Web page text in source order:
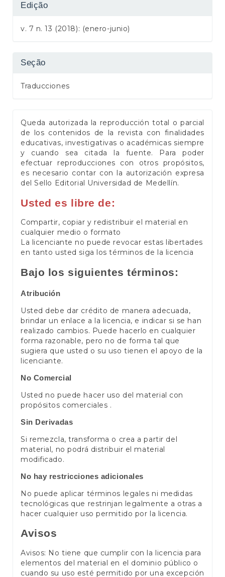
Edição
v. 7 n. 13 (2018): (enero-junio)
Seção
Traducciones
Queda autorizada la reproducción total o parcial
de los contenidos de la revista con finalidades
educativas, investigativas o académicas siempre
y cuando sea citada la fuente. Para poder
efectuar reproducciones con otros propósitos,
es necesario contar con la autorización expresa
del Sello Editorial Universidad de Medellín.
Usted es libre de:
Compartir, copiar y redistribuir el material en
cualquier medio o formato
La licenciante no puede revocar estas libertades
en tanto usted siga los términos de la licencia
Bajo los siguientes términos:
Atribución
Usted debe dar crédito de manera adecuada,
brindar un enlace a la licencia, e indicar si se han
realizado cambios. Puede hacerlo en cualquier
forma razonable, pero no de forma tal que
sugiera que usted o su uso tienen el apoyo de la
licenciante.
No Comercial
Usted no puede hacer uso del material con
propósitos comerciales .
Sin Derivadas
Si remezcla, transforma o crea a partir del
material, no podrá distribuir el material
modificado.
No hay restricciones adicionales
No puede aplicar términos legales ni medidas
tecnológicas que restrinjan legalmente a otras a
hacer cualquier uso permitido por la licencia.
Avisos
Avisos: No tiene que cumplir con la licencia para
elementos del material en el dominio público o
cuando su uso esté permitido por una excepción